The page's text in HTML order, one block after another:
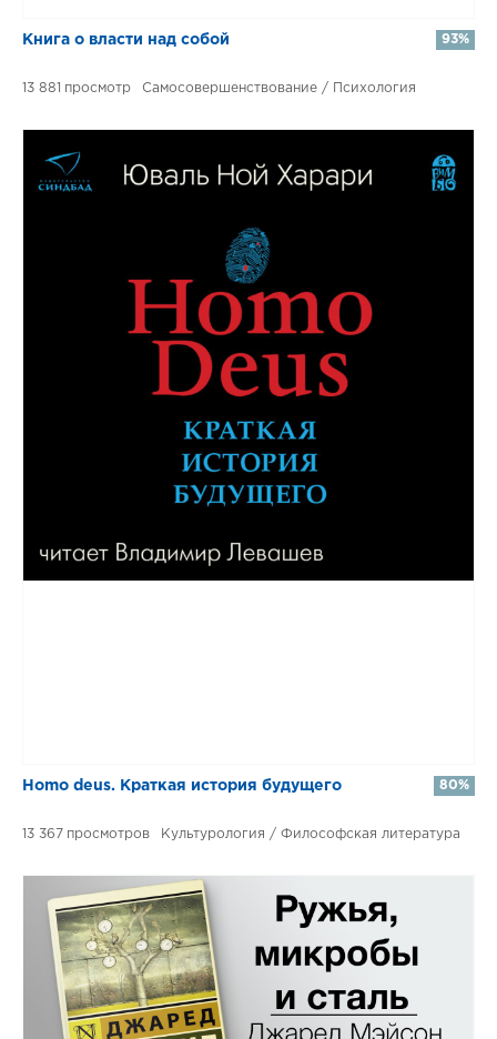
​​Книга о власти над собой
13 881 Самосовершенствование / Психология
93%
​​Homo deus. Краткая история будущего
13 367 Культурология / Философская литература
80%